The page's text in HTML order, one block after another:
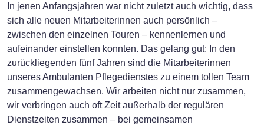
In jenen Anfangsjahren war nicht zuletzt auch wichtig, dass
sich alle neuen Mitarbeiterinnen auch persönlich –
zwischen den einzelnen Touren – kennenlernen und
aufeinander einstellen konnten. Das gelang gut: In den
zurückliegenden fünf Jahren sind die Mitarbeiterinnen
unseres Ambulanten Pflegedienstes zu einem tollen Team
zusammengewachsen. Wir arbeiten nicht nur zusammen,
wir verbringen auch oft Zeit außerhalb der regulären
Dienstzeiten zusammen – bei gemeinsamen